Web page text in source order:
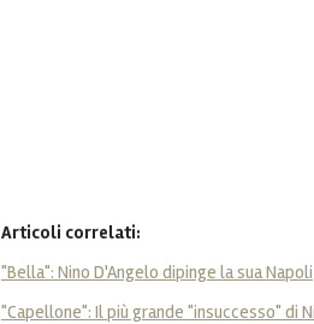
Articoli correlati:
"Bella": Nino D'Angelo dipinge la sua Napoli
"Capellone": Il più grande "insuccesso" di